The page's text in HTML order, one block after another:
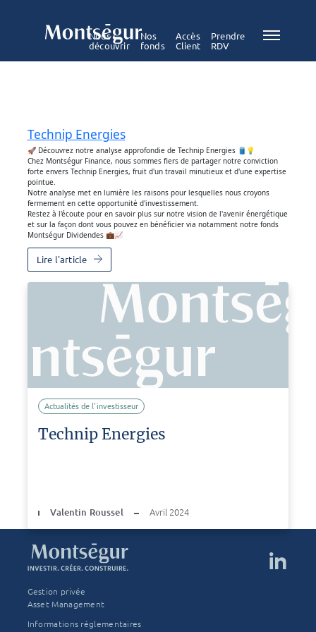
Nous
découvrir
Nos
fonds
Accès
Client
Prendre
RDV
Technip Energies
🚀 Découvrez notre analyse approfondie de Technip Energies 🛢️💡
Chez Montségur Finance, nous sommes fiers de partager notre conviction
forte envers Technip Energies, fruit d'un travail minutieux et d'une expertise
pointue.
Notre analyse met en lumière les raisons pour lesquelles nous croyons
fermement en cette opportunité d'investissement.
Restez à l'écoute pour en savoir plus sur notre vision de l'avenir énergétique
et sur la façon dont vous pouvez en bénéficier via notamment notre fonds
Montségur Dividendes 💼📈
Lire l'article
Actualités de l'investisseur
Technip Energies
Valentin Roussel Avril 2024
Gestion privée
Asset Management
Informations réglementaires